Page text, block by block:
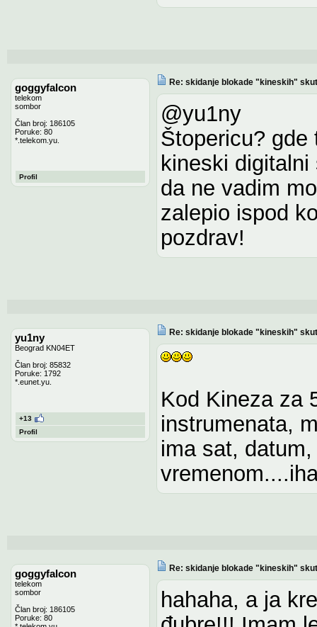
goggyfalcon
telekom
sombor
Član broj: 186105
Poruke: 80
*.telekom.yu.
Profil
Re: skidanje blokade "kineskih"
@yu1ny
Štopericu? gde
kineski
da ne vadim
zalepio ispod
pozdrav!
yu1ny
Beograd KN04ET
Član broj: 85832
Poruke: 1792
*.eunet.yu.
+13
Profil
Re: skidanje blokade "kineskih"
Kod Kineza za
instrumenata,
ima sat,
goggyfalcon
telekom
sombor
Član broj: 186105
Poruke: 80
Re: skidanje blokade "kineskih"
hahaha, a ja